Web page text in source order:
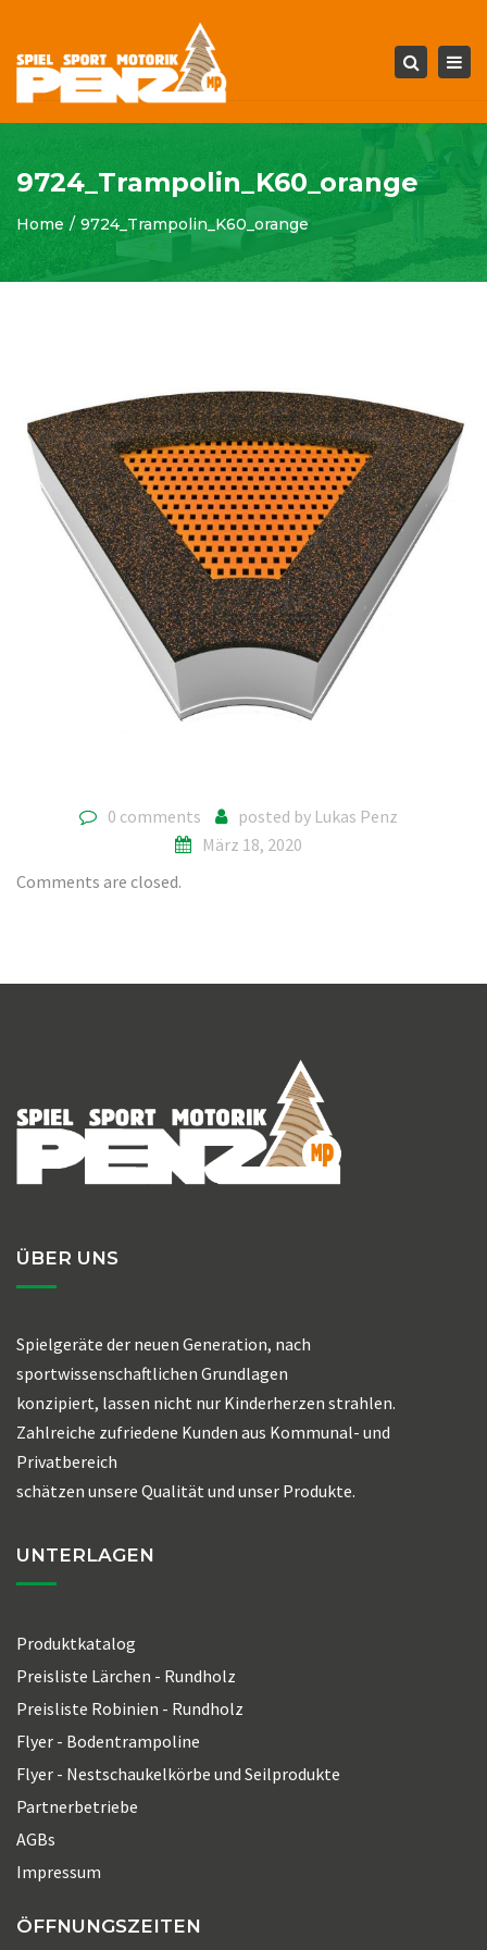
Search
9724_Trampolin_K60_orange
Home 9724_Trampolin_K60_orange
0 comments posted by Lukas Penz
März 18, 2020
Comments are closed.
ÜBER UNS
Spielgeräte der neuen Generation, nach
sportwissenschaftlichen Grundlagen
konzipiert, lassen nicht nur Kinderherzen strahlen.
Zahlreiche zufriedene Kunden aus Kommunal- und
Privatbereich
schätzen unsere Qualität und unser Produkte.
UNTERLAGEN
Produktkatalog
Preisliste Lärchen - Rundholz
Preisliste Robinien - Rundholz
Flyer - Bodentrampoline
Flyer - Nestschaukelkörbe und Seilprodukte
Partnerbetriebe
AGBs
Impressum
ÖFFNUNGSZEITEN